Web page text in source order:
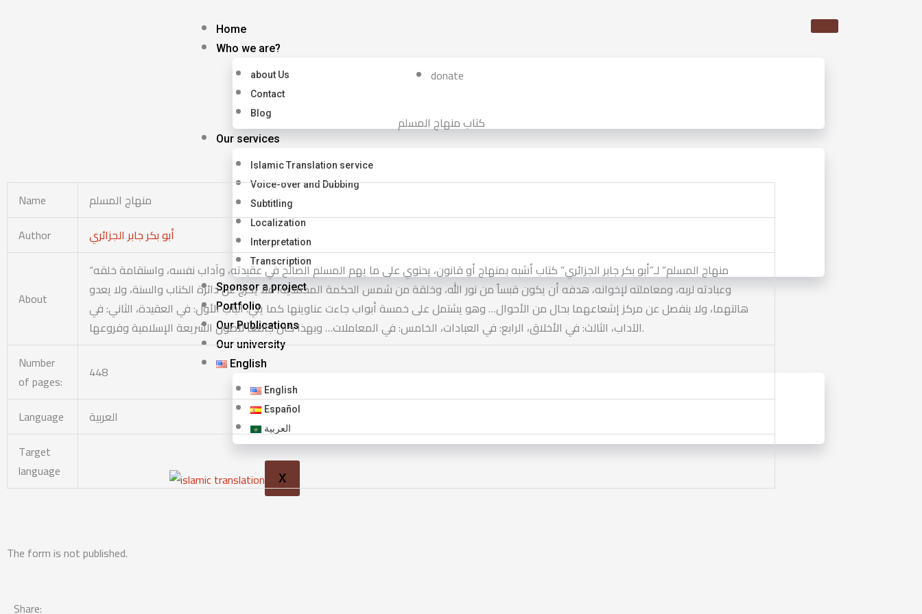
Home
Who we are?
about Us
Contact
Blog
Our services
Islamic Translation service
Voice-over and Dubbing
Subtitling
Localization
Interpretation
Transcription
Sponsor a project
Portfolio
Our Publications
Our university
English
English
Español
العربية
X
donate
كتاب منهاج المسلم
Name
منهاج المسلم
Author
أبو بكر جابر الجزائري
About
“منهاج المسلم” لـ”أبو بكر جابر الجزائري” كتاب أشبه بمنهاج أو قانون، يحتوي على ما يهم المسلم الصالح في عقيدته، وآداب نفسه، واستقامة خلقه
وعبادته لربه، ومعاملته لإخوانه، هدفه أن يكون قبساً من نور الله، وخلقة من شمس الحكمة المحمدية، فلا يخرج عن دائرة الكتاب والسنة، ولا يعدو
هالتهما، ولا ينفصل عن مركز إشعاعهما بحال من الأحوال… وهو يشتمل على خمسة أبواب جاءت عناوينها كما يلي: الباب الأول: في العقيدة، الثاني: في
الآداب، الثالث: في الأخلاق، الرابع: في العبادات، الخامس: في المعاملات… وبهذا كان جامعاً لأصول الشريعة الإسلامية وفروعها.
Number
of pages:
448
Language
العربية
Target
language
The form is not published.
Share: